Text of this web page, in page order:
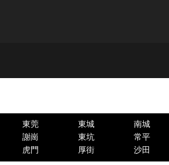
東莞 東城
南城
謝崗 東坑
常平
虎門 厚街 沙田